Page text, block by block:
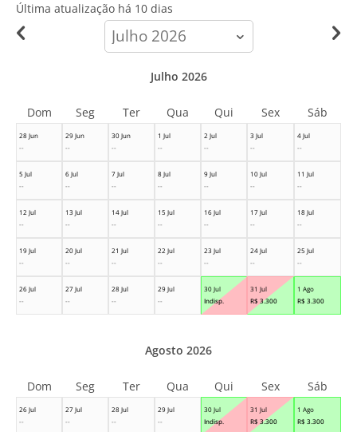
Última atualização há 10 dias
calendar-
month
28 Jun
--
29 Jun
--
30 Jun
--
1 Jul
--
2 Jul
--
3 Jul
--
4 Jul
--
5 Jul
--
6 Jul
--
7 Jul
--
8 Jul
--
9 Jul
--
10 Jul
--
11 Jul
--
12 Jul
--
13 Jul
--
14 Jul
--
15 Jul
--
16 Jul
--
17 Jul
--
18 Jul
--
19 Jul
--
20 Jul
--
21 Jul
--
22 Jul
--
23 Jul
--
24 Jul
--
25 Jul
--
26 Jul
--
27 Jul
--
28 Jul
--
29 Jul
--
30 Jul
Indisp.
31 Jul
R$ 3.300
1 Ago
R$ 3.300
Julho 2026
Dom Seg Ter Qua Qui Sex Sáb
26 Jul
--
27 Jul
--
28 Jul
--
29 Jul
--
30 Jul
Indisp.
31 Jul
R$ 3.300
1 Ago
R$ 3.300
Agosto 2026
Dom Seg Ter Qua Qui Sex Sáb